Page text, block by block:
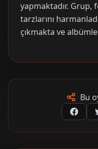
yapmaktadır. Grup,
tarzlarını
çıkmakta ve
Bu